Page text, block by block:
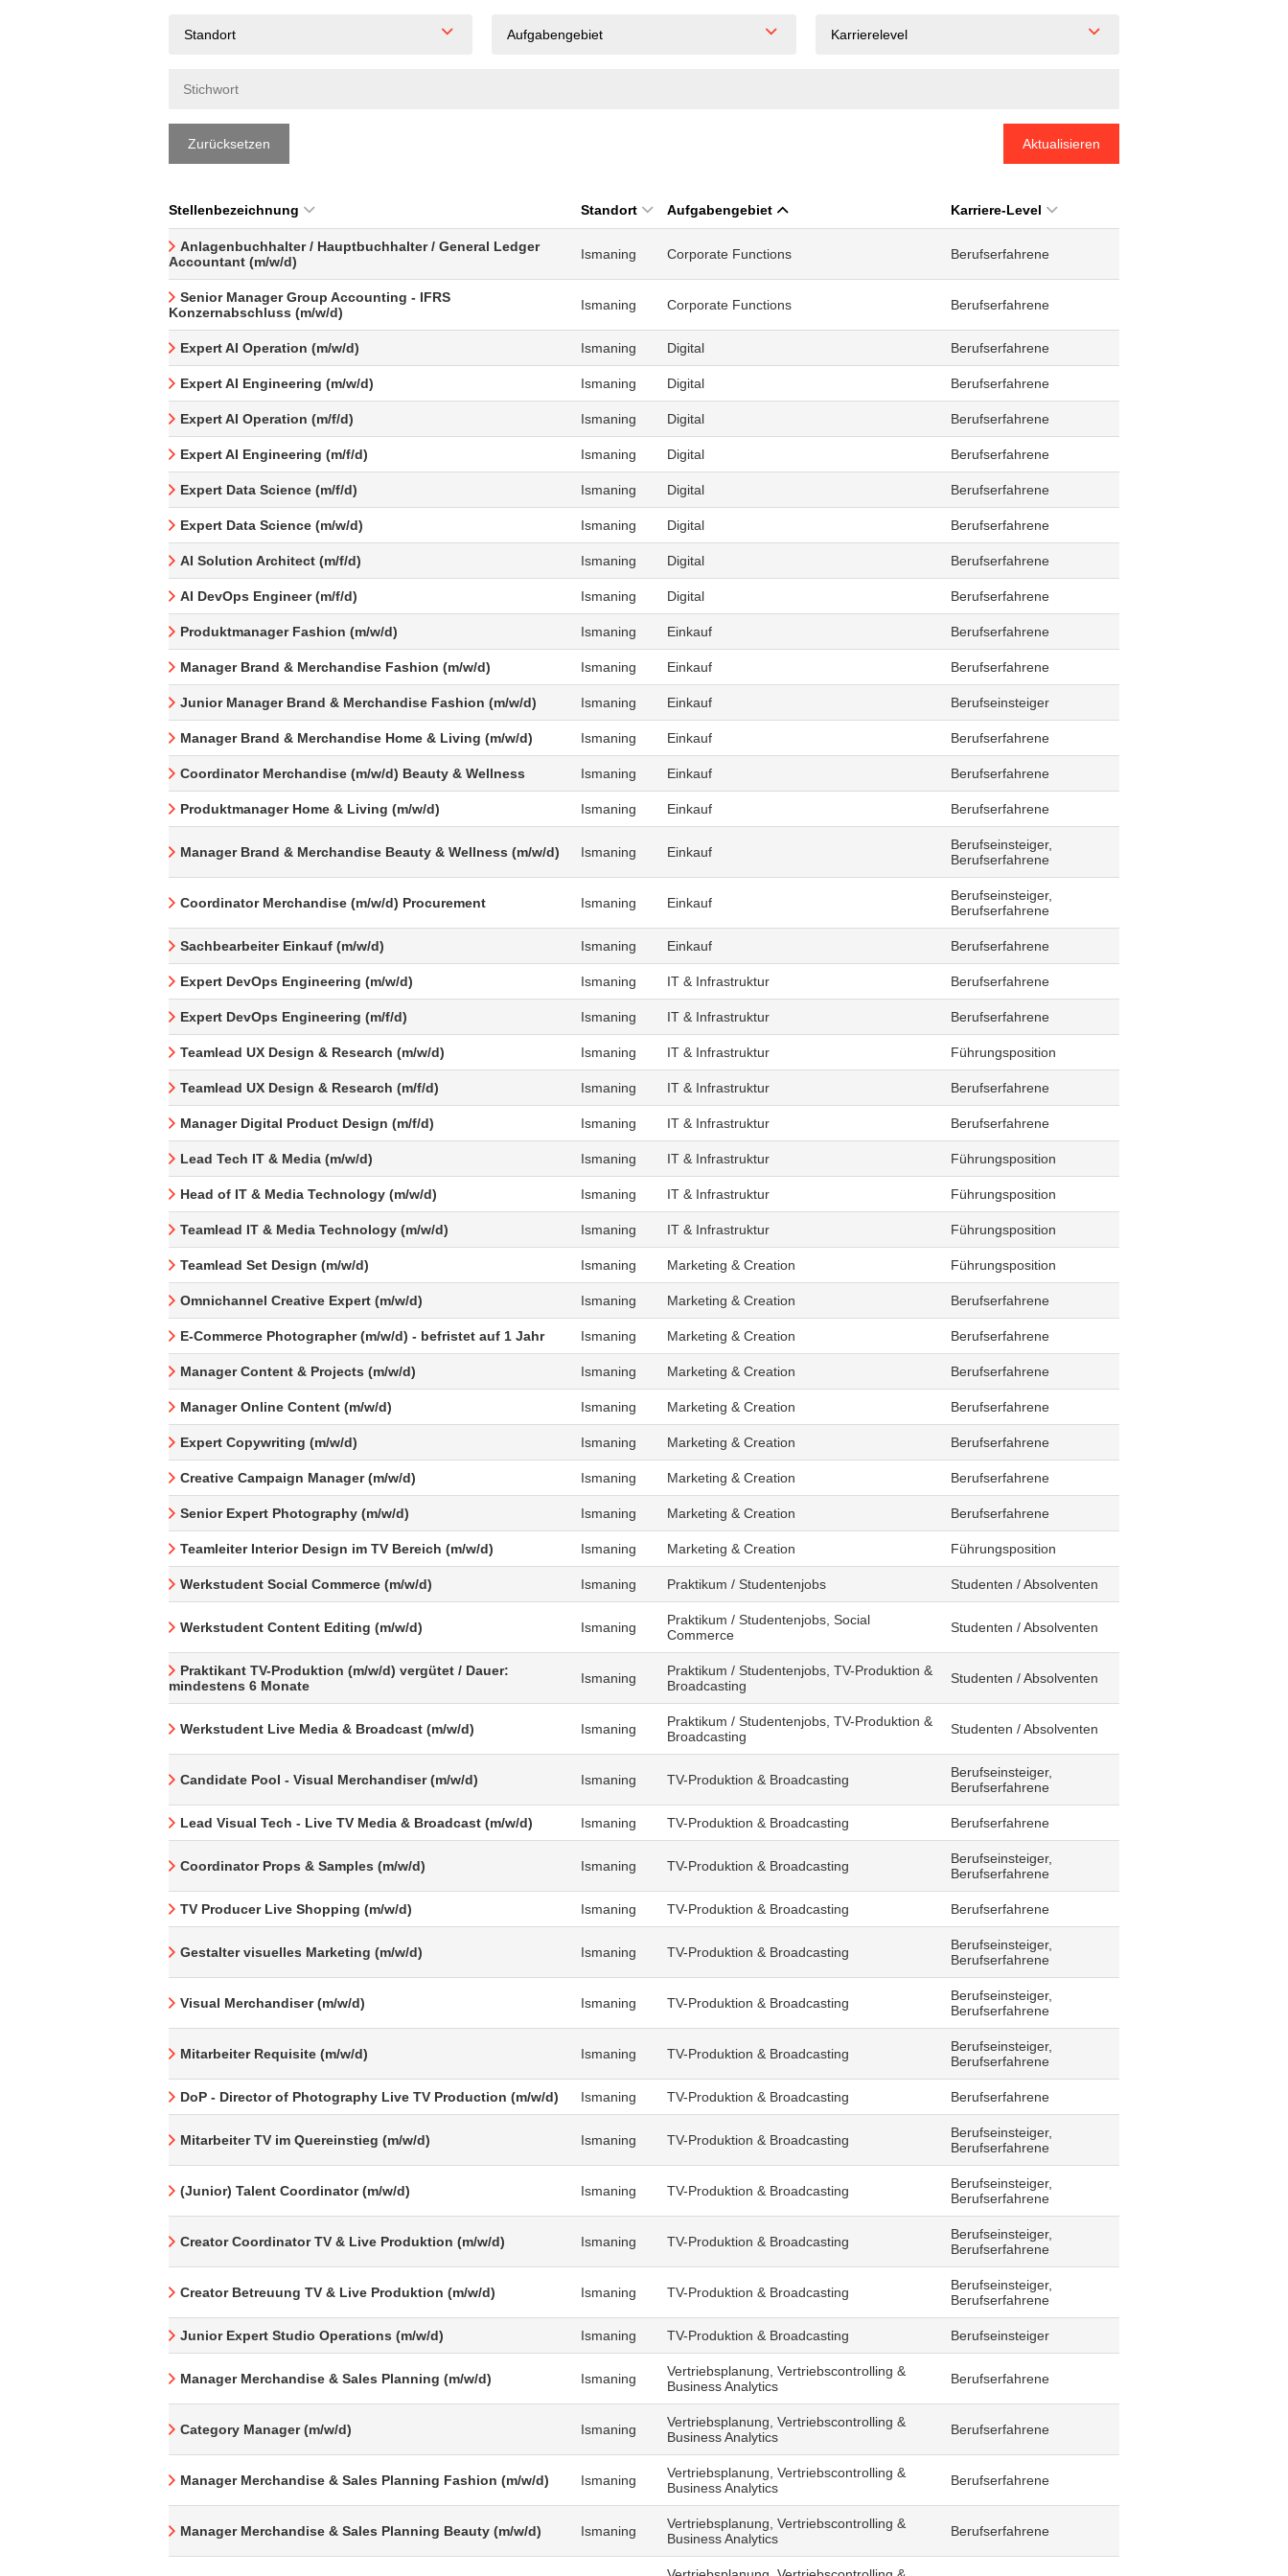
Standort Aufgabengebiet Karrierelevel
Zurücksetzen Aktualisieren
Stellenbezeichnung Standort Aufgabengebiet Karriere-Level
Anlagenbuchhalter / Hauptbuchhalter / General Ledger
Accountant (m/w/d)
Ismaning Corporate Functions Berufserfahrene
Senior Manager Group Accounting - IFRS
Konzernabschluss (m/w/d)
Ismaning Corporate Functions Berufserfahrene
Expert AI Operation (m/w/d) Ismaning Digital Berufserfahrene
Expert AI Engineering (m/w/d) Ismaning Digital Berufserfahrene
Expert AI Operation (m/f/d) Ismaning Digital Berufserfahrene
Expert AI Engineering (m/f/d) Ismaning Digital Berufserfahrene
Expert Data Science (m/f/d) Ismaning Digital Berufserfahrene
Expert Data Science (m/w/d) Ismaning Digital Berufserfahrene
AI Solution Architect (m/f/d) Ismaning Digital Berufserfahrene
AI DevOps Engineer (m/f/d) Ismaning Digital Berufserfahrene
Produktmanager Fashion (m/w/d) Ismaning Einkauf Berufserfahrene
Manager Brand & Merchandise Fashion (m/w/d) Ismaning Einkauf Berufserfahrene
Junior Manager Brand & Merchandise Fashion (m/w/d) Ismaning Einkauf Berufseinsteiger
Manager Brand & Merchandise Home & Living (m/w/d) Ismaning Einkauf Berufserfahrene
Coordinator Merchandise (m/w/d) Beauty & Wellness Ismaning Einkauf Berufserfahrene
Produktmanager Home & Living (m/w/d) Ismaning Einkauf Berufserfahrene
Manager Brand & Merchandise Beauty & Wellness (m/w/d) Ismaning Einkauf
Berufseinsteiger,
Berufserfahrene
Coordinator Merchandise (m/w/d) Procurement Ismaning Einkauf
Berufseinsteiger,
Berufserfahrene
Sachbearbeiter Einkauf (m/w/d) Ismaning Einkauf Berufserfahrene
Expert DevOps Engineering (m/w/d) Ismaning IT & Infrastruktur Berufserfahrene
Expert DevOps Engineering (m/f/d) Ismaning IT & Infrastruktur Berufserfahrene
Teamlead UX Design & Research (m/w/d) Ismaning IT & Infrastruktur Führungsposition
Teamlead UX Design & Research (m/f/d) Ismaning IT & Infrastruktur Berufserfahrene
Manager Digital Product Design (m/f/d) Ismaning IT & Infrastruktur Berufserfahrene
Lead Tech IT & Media (m/w/d) Ismaning IT & Infrastruktur Führungsposition
Head of IT & Media Technology (m/w/d) Ismaning IT & Infrastruktur Führungsposition
Teamlead IT & Media Technology (m/w/d) Ismaning IT & Infrastruktur Führungsposition
Teamlead Set Design (m/w/d) Ismaning Marketing & Creation Führungsposition
Omnichannel Creative Expert (m/w/d) Ismaning Marketing & Creation Berufserfahrene
E-Commerce Photographer (m/w/d) - befristet auf 1 Jahr Ismaning Marketing & Creation Berufserfahrene
Manager Content & Projects (m/w/d) Ismaning Marketing & Creation Berufserfahrene
Manager Online Content (m/w/d) Ismaning Marketing & Creation Berufserfahrene
Expert Copywriting (m/w/d) Ismaning Marketing & Creation Berufserfahrene
Creative Campaign Manager (m/w/d) Ismaning Marketing & Creation Berufserfahrene
Senior Expert Photography (m/w/d) Ismaning Marketing & Creation Berufserfahrene
Teamleiter Interior Design im TV Bereich (m/w/d) Ismaning Marketing & Creation Führungsposition
Werkstudent Social Commerce (m/w/d) Ismaning Praktikum / Studentenjobs Studenten / Absolventen
Werkstudent Content Editing (m/w/d) Ismaning
Praktikum / Studentenjobs, Social
Commerce
Studenten / Absolventen
Praktikant TV-Produktion (m/w/d) vergütet / Dauer:
mindestens 6 Monate
Ismaning
Praktikum / Studentenjobs, TV-Produktion &
Broadcasting
Studenten / Absolventen
Werkstudent Live Media & Broadcast (m/w/d) Ismaning
Praktikum / Studentenjobs, TV-Produktion &
Broadcasting
Studenten / Absolventen
Candidate Pool - Visual Merchandiser (m/w/d) Ismaning TV-Produktion & Broadcasting
Berufseinsteiger,
Berufserfahrene
Lead Visual Tech - Live TV Media & Broadcast (m/w/d) Ismaning TV-Produktion & Broadcasting Berufserfahrene
Coordinator Props & Samples (m/w/d) Ismaning TV-Produktion & Broadcasting
Berufseinsteiger,
Berufserfahrene
TV Producer Live Shopping (m/w/d) Ismaning TV-Produktion & Broadcasting Berufserfahrene
Gestalter visuelles Marketing (m/w/d) Ismaning TV-Produktion & Broadcasting
Berufseinsteiger,
Berufserfahrene
Visual Merchandiser (m/w/d) Ismaning TV-Produktion & Broadcasting
Berufseinsteiger,
Berufserfahrene
Mitarbeiter Requisite (m/w/d) Ismaning TV-Produktion & Broadcasting
Berufseinsteiger,
Berufserfahrene
DoP - Director of Photography Live TV Production (m/w/d) Ismaning TV-Produktion & Broadcasting Berufserfahrene
Mitarbeiter TV im Quereinstieg (m/w/d) Ismaning TV-Produktion & Broadcasting
Berufseinsteiger,
Berufserfahrene
(Junior) Talent Coordinator (m/w/d) Ismaning TV-Produktion & Broadcasting
Berufseinsteiger,
Berufserfahrene
Creator Coordinator TV & Live Produktion (m/w/d) Ismaning TV-Produktion & Broadcasting
Berufseinsteiger,
Berufserfahrene
Creator Betreuung TV & Live Produktion (m/w/d) Ismaning TV-Produktion & Broadcasting
Berufseinsteiger,
Berufserfahrene
Junior Expert Studio Operations (m/w/d) Ismaning TV-Produktion & Broadcasting Berufseinsteiger
Manager Merchandise & Sales Planning (m/w/d) Ismaning
Vertriebsplanung, Vertriebscontrolling &
Business Analytics
Berufserfahrene
Category Manager (m/w/d) Ismaning
Vertriebsplanung, Vertriebscontrolling &
Business Analytics
Berufserfahrene
Manager Merchandise & Sales Planning Fashion (m/w/d) Ismaning
Vertriebsplanung, Vertriebscontrolling &
Business Analytics
Berufserfahrene
Manager Merchandise & Sales Planning Beauty (m/w/d) Ismaning
Vertriebsplanung, Vertriebscontrolling &
Business Analytics
Berufserfahrene